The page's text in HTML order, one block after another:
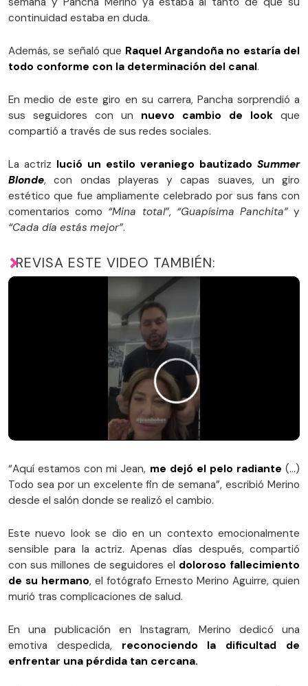
continuidad estaba en duda.
Además, se señaló que Raquel Argandoña no estaría del
todo conforme con la determinación del canal.
En medio de este giro en su carrera, Pancha sorprendió a
sus seguidores con un nuevo cambio de look que
compartió a través de sus redes sociales.
La actriz lució un estilo veraniego bautizado Summer
Blonde, con ondas playeras y capas suaves, un giro
estético que fue ampliamente celebrado por sus fans con
comentarios como “Mina total”, “Guapísima Panchita”y
“Cada día estás mejor”.
REVISA ESTE VIDEO TAMBIÉN:
“Aquí estamos con mi Jean, me dejó el pelo radiante (…)
Todo sea por un excelente fin de semana”, escribió Merino
desde el salón donde se realizó el cambio.
Este nuevo look se dio en un contexto emocionalmente
sensible para la actriz. Apenas días después, compartió
con sus millones de seguidores el doloroso fallecimiento
de su hermano, el fotógrafo Ernesto Merino Aguirre, quien
murió tras complicaciones de salud.
En una publicación en Instagram, Merino dedicó una
emotiva despedida, reconociendo la dificultad de
enfrentar una pérdida tan cercana.